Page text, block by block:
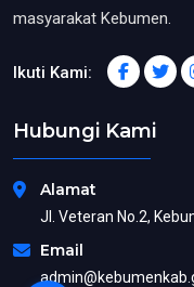
masyarakat Kebumen.
Ikuti Kami:
Hubungi Kami
Alamat
Jl. Veteran No.2,
Email